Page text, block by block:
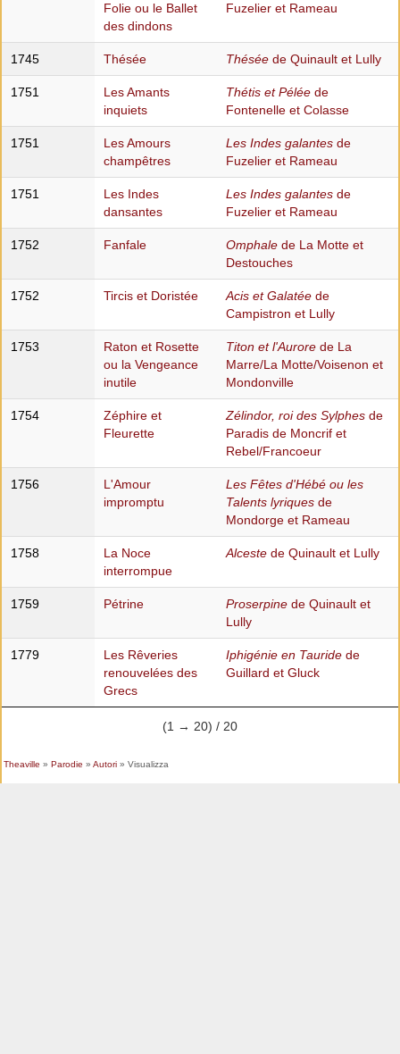
Folie ou le Ballet
des dindons
Fuzelier et Rameau
1745 Thésée Théséede Quinault et Lully
1751
Les Amants
inquiets
Thétis et Péléede
Fontenelle et Colasse
1751
Les Amours
champêtres
Les Indes galantesde
Fuzelier et Rameau
1751
Les Indes
dansantes
Les Indes galantesde
Fuzelier et Rameau
1752 Fanfale Omphalede La Motte et
Destouches
1752 Tircis et Doristée Acis et Galatéede
Campistron et Lully
1753
Raton et Rosette
ou la Vengeance
inutile
Titon et l'Aurorede La
Marre/La Motte/Voisenon et
Mondonville
1754
Zéphire et
Fleurette
Zélindor, roi des Sylphesde
Paradis de Moncrif et
Rebel/Francoeur
1756
L'Amour
impromptu
Les Fêtes d'Hébé ou les
Talents lyriquesde
Mondorge et Rameau
1758
La Noce
interrompue
Alcestede Quinault et Lully
1759 Pétrine Proserpinede Quinault et
Lully
1779
Les Rêveries
renouvelées des
Grecs
Iphigénie en Tauridede
Guillard et Gluck
(1 → 20) / 20
Theaville » Parodie » Autori» Visualizza